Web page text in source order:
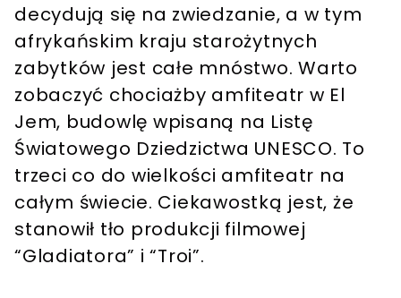
decydują się na zwiedzanie, a w tym
afrykańskim kraju starożytnych
zabytków jest całe mnóstwo. Warto
zobaczyć chociażby amfiteatr w El
Jem, budowlę wpisaną na Listę
Światowego Dziedzictwa UNESCO. To
trzeci co do wielkości amfiteatr na
całym świecie. Ciekawostką jest, że
stanowił tło produkcji filmowej
“Gladiatora” i “Troi”.